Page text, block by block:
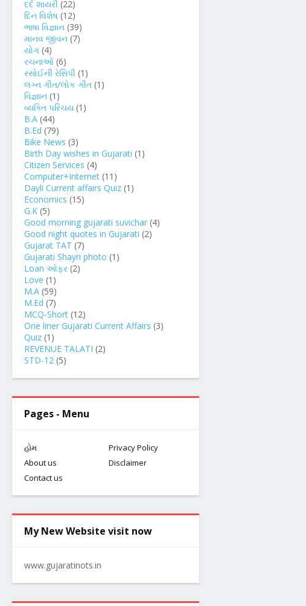
દર્દ શાયરી (22)
દિન વિશેષ (12)
ભાષા વિજ્ઞાન (39)
માનવ જીવન (7)
યોગ (4)
રચનાઓ (6)
રસોઈની રેસિપી (1)
લગ્ન ગીત/લોક ગીત (1)
વિજ્ઞાન (1)
વ્યક્તિ પરિચય (1)
B.A (44)
B.Ed (79)
Bike News (3)
Birth Day wishes in Gujarati (1)
Citizen Services (4)
Computer+Internet (11)
Dayli Current affairs Quiz (1)
Economics (15)
G.K (5)
Good morning gujarati suvichar (4)
Good night quotes in Gujarati (2)
Gujarat TAT (7)
Gujarati Shayri photo (1)
Loan ઓફર (2)
Love (1)
M.A (59)
M.Ed (7)
MCQ-Short (12)
One liner Gujarati Current Affairs (3)
Quiz (1)
REVENUE TALATI (2)
STD-12 (5)
Pages - Menu
હોમ
Privacy Policy
About us
Disclaimer
Contact us
My New Website visit now
www.gujaratinots.in